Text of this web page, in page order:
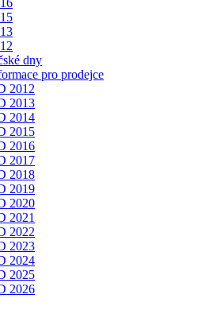
dny
pro prodejce
2012
2013
2014
2015
2016
2017
2018
2019
2020
2021
2022
2023
2024
2025
2026